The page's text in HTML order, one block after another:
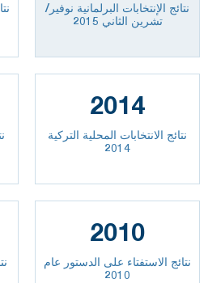
نتائج الإنتخابات البرلمانية نوفير/
تشرين الثاني 2015
2014
نتائج الانتخابات المحلية التركية
2014
2010
نتائج الاستفتاء على الدستور عام
2010